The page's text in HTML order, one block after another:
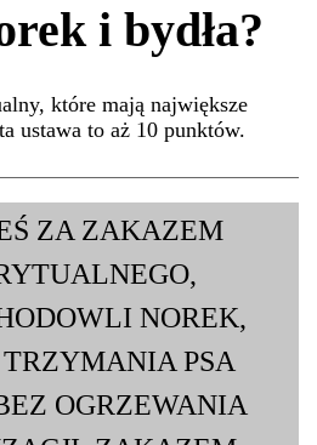
i bydła?
które mają największe
ustawa to aż 10 punktów.
ZA ZAKAZEM
NOREK,
PSA
OGRZEWANIA